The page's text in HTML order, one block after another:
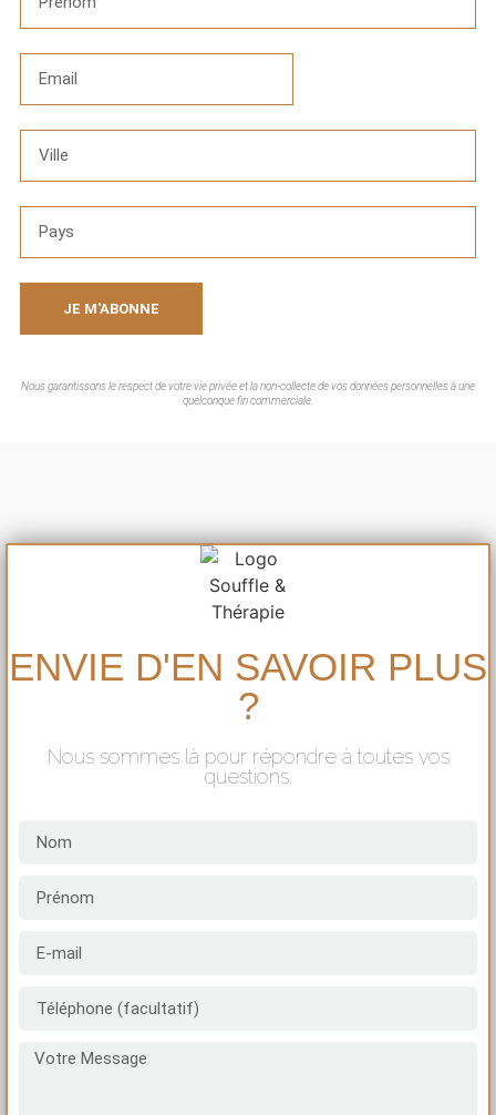
JE M'ABONNE
Nous garantissons le respect de votre vie privée et la non-collecte de vos données personnelles à une
quelconque fin commerciale.
ENVIE D'EN SAVOIR PLUS
?
Nous sommes là pour répondre à toutes vos
questions.